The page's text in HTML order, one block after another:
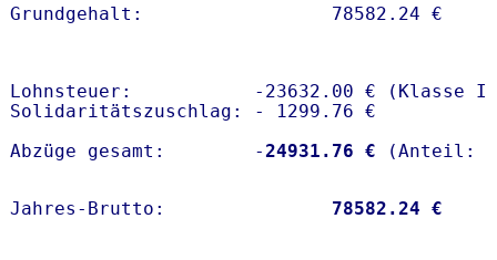
Lohnsteuer:           -23632.00 € (Klasse I)
Solidaritätszuschlag: - 1299.76 €
Abzüge gesamt:        -24931.76 €
Jahres-Brutto: 78582.24 €